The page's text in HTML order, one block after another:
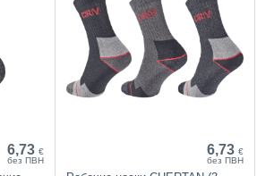
6,73 €
без ПВН
6,73 €
без ПВН